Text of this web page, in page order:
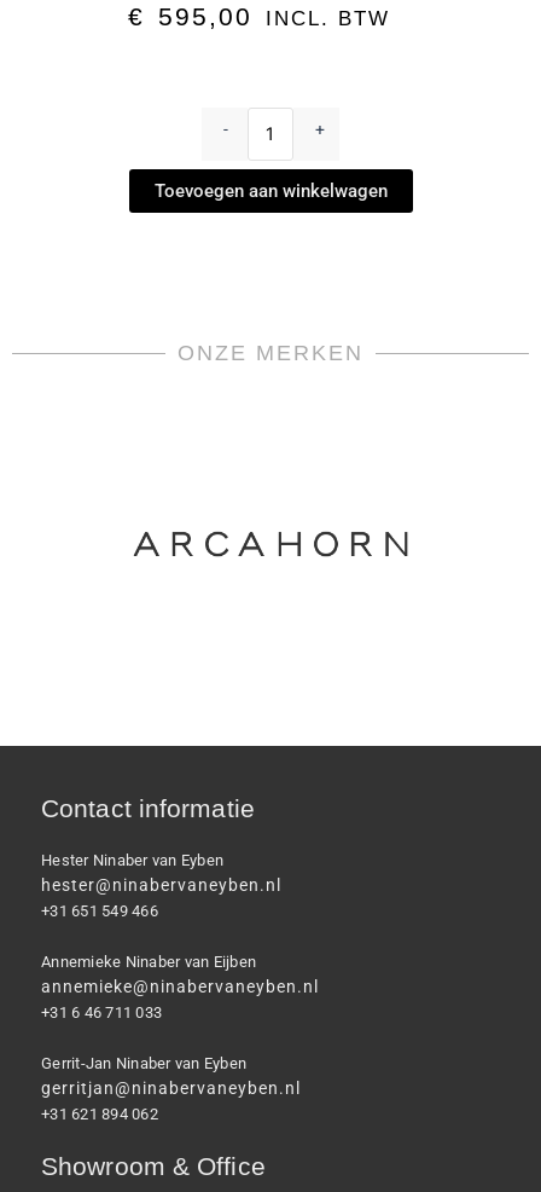
€ 595,00 INCL. BTW
-
Giobagnara
aantal
+
Toevoegen aan winkelwagen
ONZE MERKEN
Contact informatie
Hester Ninaber van Eyben
hester@ninabervaneyben.nl
+31 651 549 466
Annemieke Ninaber van Eijben
annemieke@ninabervaneyben.nl
+31 6 46 711 033
Gerrit-Jan Ninaber van Eyben
gerritjan@ninabervaneyben.nl
+31 621 894 062
Showroom & Office